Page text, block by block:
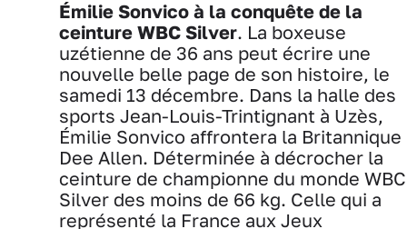
Émilie Sonvico à la conquête de la
ceinture WBC Silver. La boxeuse
uzétienne de 36 ans peut écrire une
nouvelle belle page de son histoire, le
samedi 13 décembre. Dans la halle des
sports Jean-Louis-Trintignant à Uzès,
Émilie Sonvico affrontera la Britannique
Dee Allen. Déterminée à décrocher la
ceinture de championne du monde WBC
Silver des moins de 66 kg. Celle qui a
représenté la France aux Jeux